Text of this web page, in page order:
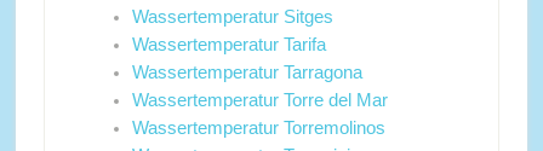
Wassertemperatur Sitges
Wassertemperatur Tarifa
Wassertemperatur Tarragona
Wassertemperatur Torre del Mar
Wassertemperatur Torremolinos